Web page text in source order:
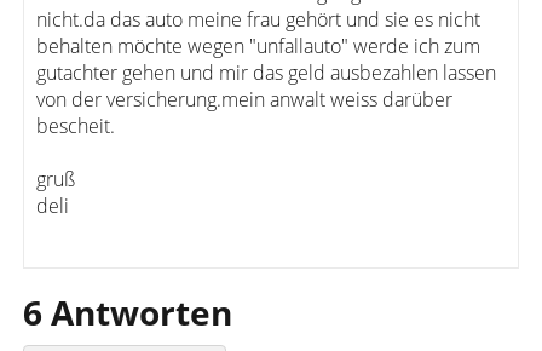
nicht.da das auto meine frau gehört und sie es nicht
behalten möchte wegen "unfallauto" werde ich zum
gutachter gehen und mir das geld ausbezahlen lassen
von der versicherung.mein anwalt weiss darüber
bescheit.
gruß
deli
6 Antworten